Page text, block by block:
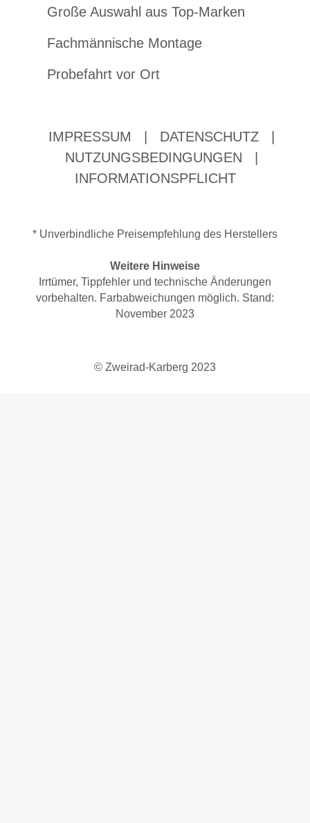
Große Auswahl aus Top-Marken
Fachmännische Montage
Probefahrt vor Ort
IMPRESSUM DATENSCHUTZ
NUTZUNGSBEDINGUNGEN
INFORMATIONSPFLICHT
* Unverbindliche Preisempfehlung des Herstellers
Weitere Hinweise
Irrtümer, Tippfehler und technische Änderungen
vorbehalten. Farbabweichungen möglich. Stand:
November 2023
© Zweirad-Karberg 2023